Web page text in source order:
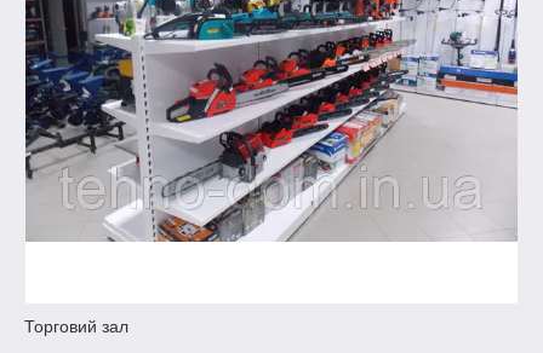
Торговий зал